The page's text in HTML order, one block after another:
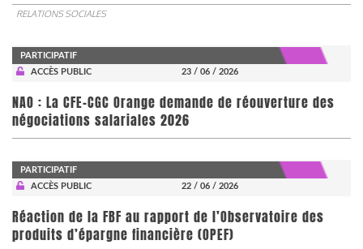
RELATIONS SOCIALES
PARTICIPATIF
ACCÈS PUBLIC
23 / 06 / 2026
NAO : La CFE-CGC Orange demande de réouverture des
négociations salariales 2026
PARTICIPATIF
ACCÈS PUBLIC
22 / 06 / 2026
​​​​​​​Réaction de la FBF au rapport de l’Observatoire des
produits d’épargne financière (OPEF)